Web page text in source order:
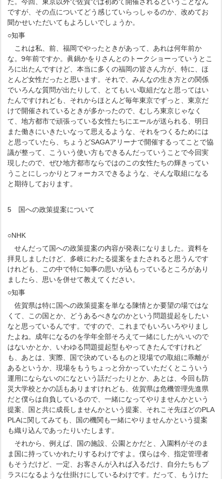
ですが、その点についてどう感じていらっしゃるのか、改めてお
聞かせいただいてもよろしいでしょうか。
○知事
これは私、前、福岡でやったときがあって、あれは何年前か
な。9年前ですか。眞鍋かをりさんとのトークショーっていうとこ
ろに出たんですけど、本当に多くの福岡の皆さん方が、特に、ほ
とんど女性だったと思います。それで、みんなの生き方との関係
でいろんな質問が出たりして、とてもいい取組だなと思ってはい
たんですけれども、それからほとんど毎年東京でずっと、東京だ
けで開催されているときが多かったので、むしろ東京じゃなく
て、地方都市で頑張っている女性たちにエールが送られる、明日
また働きにいきたいなって思えるような、それをつくるためには
と思っていたら、ちょうどSAGAアリーナで開催するってことで協
議が整って、こういう使い方もできるんだっていうことで今回実
現したので、ぜひ地方都市ならではのこの女性たちの輝きってい
うことにしっかりとフォーカスできるような、そんな取組になる
と期待しております。
5 国への政策提案について
○NHK
せんだって国への政策提案の内容が発表になりました。資料を
拝見しましたけど、多岐にわたる提案をまたされると思うんです
けれども、この中で特に知事の思いが込もっているところがあり
ましたら、思いを併せて教えてください。
○知事
佐賀県は特に国への政策提案を単なる陳情とか要望の場ではな
くて、この国とか、どうあるべきなのかという問題提起をしたい
なと思っているんです。ですので、これまでもいろいろやりまし
たよね。成年になるのを学年全部そろえて一緒にしたがいいので
はないかとか、いわゆる問題提起型もやってきたんですけれど
も、あとは、実際、国で決めているものと現場での取組に乖離が
あるというか、現場をもうちょっと分かっていただくとこういう
運用にならないのになという話だったりとか、あとは、今回も防
災大学校とかの話もありますけれども、佐賀県は危機管理先進県
だと僕らは自負しているので、一緒になってやりませんかという
提案、国と共に成長しませんかという提案、それこそ先ほどのPLA
PLAに関してみても、国の機関も一緒にやりませんかという提案
も織り込んであったりいたします。
それから、例えば、国の施設、公園とかだと、入園料がそのま
ま国に持っていかれたりするわけですよ。僕らは今、指定管理者
もそうだけど、一定、お客さんが入れば入るだけ、自分たちもプ
ラスになるような仕掛けにしているわけです。だって、もうけた